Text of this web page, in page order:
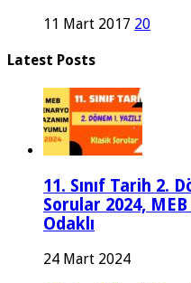
11 Mart 2017 20
Latest Posts
11. Sınıf Tarih 2.
Sorular 2024,
Odaklı
24 Mart 2024